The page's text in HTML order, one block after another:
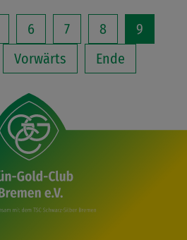
6 7 8
9
Vorwärts Ende